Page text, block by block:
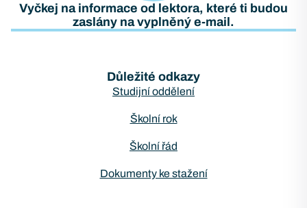
Vyčkej na informace od lektora, které ti budou
zaslány na vyplněný e-mail.
Důležité odkazy
Studijní oddělení
Školní rok
Školní řád
Dokumenty ke stažení